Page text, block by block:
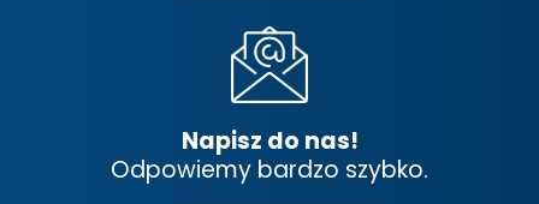
Napisz do nas!
Odpowiemy bardzo szybko.